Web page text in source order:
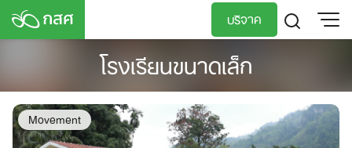
Skip
บริจาค
โรงเรียนขนาดเล็ก
Movement